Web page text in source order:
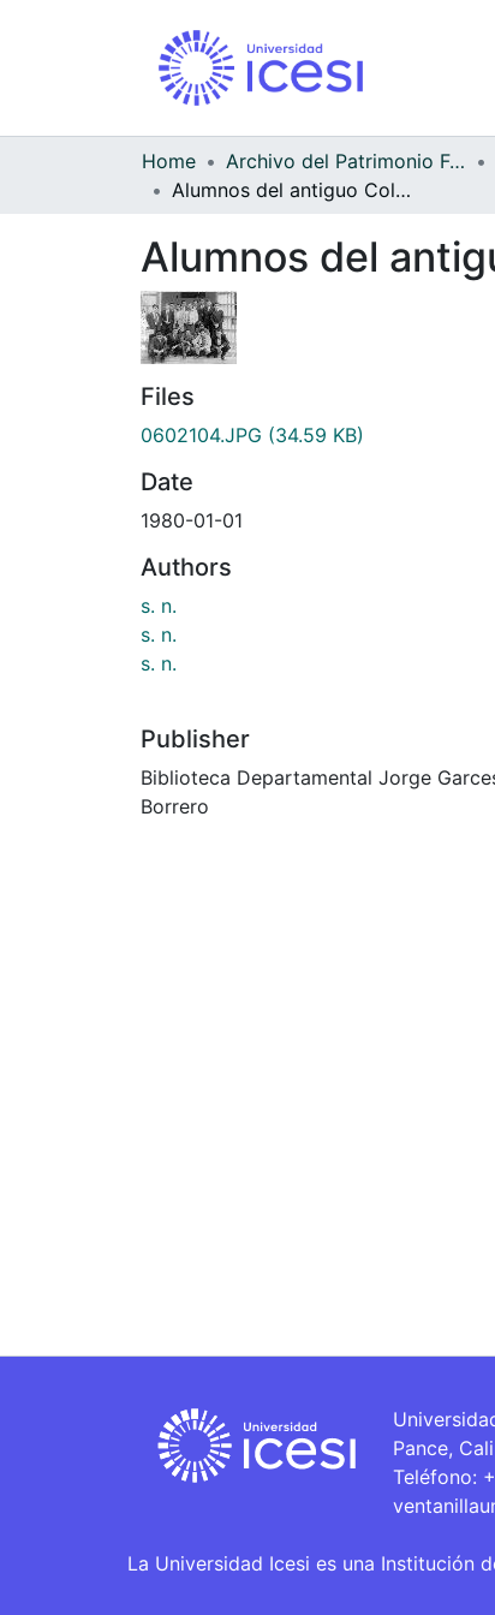
Home Archivo del Patrimonio Fotográfico y Fílmico del Valle del Cauca
Alumnos del antiguo Colegio Simón Bolívar
Alumnos del
Files
0602104.JPG (34.59 KB)
Date
1980-01-01
Authors
s. n.
s. n.
s. n.
Publisher
Biblioteca Departamental Jorge
Borrero
Pance,
Teléfono:
La Universidad Icesi es una Institución